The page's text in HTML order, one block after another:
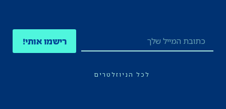
רישמו אותי!
לכל הניוזלטרים